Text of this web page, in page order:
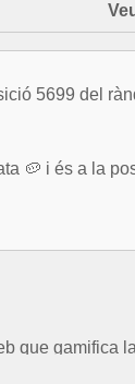
5699 del
🥔 i és a la
que gamifica